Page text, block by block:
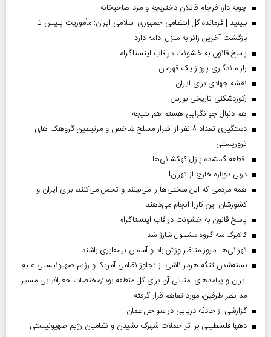
چوبه دار، فرجام قاتلان دختربچه و مرد صاحبخانه
ببینید | فرمانده کل انتظامی جمهوری اسلامی ایران­: مأموریت پلیس تا
بازگشت آخرین زائر به منزل ادامه دارد
پاسخ قانون به خشونت در قاب اینستاگرام
راز ماندگاری پرواز یک قهرمان
نقشه جهادی برای ایران
رکوردشکنی تاریخی بورس
هم دنبال جوانگرایی هستم هم نتیجه
دستگیری تعداد ۸ نفر از اشرار مسلح شاخص و مرتبطین گروهک های
تروریستی
قطعه گمشده پازل کهکشانی‌ها
دربی دوباره خارج از تهران!
همه مردمی که این سختی‌ها را می‌بینند و تحمل می‌کنند، برای ایران و
کشورشان این کاررا انجام می‌دهند
پاسخ قانون به خشونت در قاب اینستاگرام
کالابرگ سه گروه مشمول شارژ شد
تهرانی‌ها امروز منتظر وزش باد و آسمان نیمه‌ابری باشند
بسته‌شدن تنگه هرمز ناشی از تجاوز نظامی آمریکا و رژیم صهیونیستی علیه
ایران و پیامد‌های امنیتی آن برای کل منطقه بود/مختصات جغرافیایی مسیر
مد نظر طرفین، مورد تفاهم قرار گرفته
گزارشی از حادثه دریایی در سواحل عمان
دهها فلسطینی بر اثر حملات شهرک نشینان و نظامیان رژیم صهیونیستی